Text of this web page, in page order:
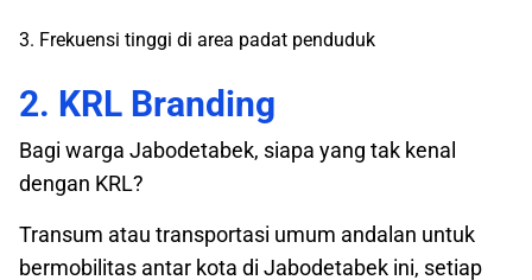
3. Frekuensi tinggi di area padat penduduk
2. KRL Branding
Bagi warga Jabodetabek, siapa yang tak kenal
dengan KRL?
Transum atau transportasi umum andalan untuk
bermobilitas antar kota di Jabodetabek ini, setiap